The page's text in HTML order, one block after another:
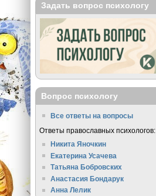
Задать вопрос психологу
Вопрос психологу
Все ответы на вопросы
Ответы православных психологов:
Никита Яночкин
Екатерина Усачева
Татьяна Бобровских
Анастасия Бондарук
Анна Лелик